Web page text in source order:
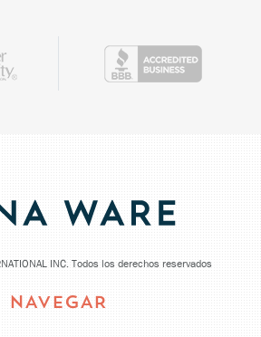
INC. Todos los derechos reservados
NAVEGAR